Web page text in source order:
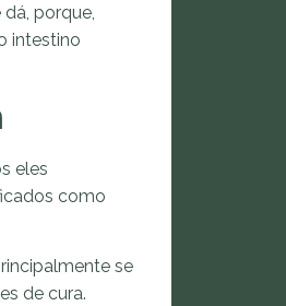
porque,
intestino
eles
como
se
de cura.